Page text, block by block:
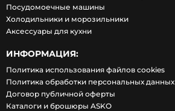
Посудомоечные машины
Холодильники и морозильники
Аксессуары для кухни
ИНФОРМАЦИЯ:
Политика использования файлов cookies
Политика обработки персональных данных
Договор публичной оферты
Каталоги и брошюры ASKO